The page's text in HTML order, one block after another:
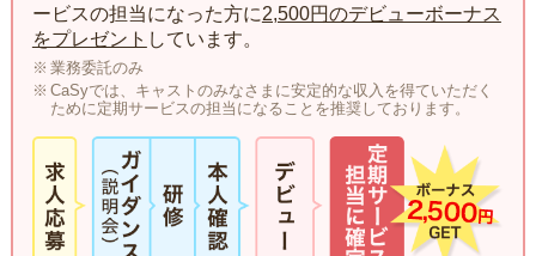
ービスの担当になった方に2,500円のデビューボーナス
をプレゼント しています。
業務委託のみ
CaSyでは、キャストのみなさまに安定的な収入を得ていただく
ために定期サービスの担当になることを推奨しております。